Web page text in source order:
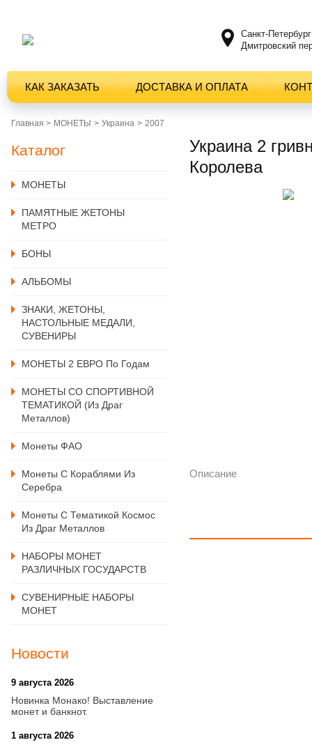
Санкт-Петербург
Дмитровский
КАК ЗАКАЗАТЬ ДОСТАВКА И ОПЛАТА
Главная > MОНЕТЫ Украина 2007
Каталог
MОНЕТЫ
ПАМЯТНЫЕ ЖЕТОНЫ
МЕТРО
БОНЫ
АЛЬБОМЫ
ЗНАКИ, ЖЕТОНЫ,
НАСТОЛЬНЫЕ МЕДАЛИ,
СУВЕНИРЫ
МОНЕТЫ 2 ЕВРО По Годам
МОНЕТЫ СО СПОРТИВНОЙ
ТЕМАТИКОЙ (из Драг
Металлов)
Монеты ФАО
Монеты С Кораблями Из
Серебра
Монеты С Тематикой Космос
Из Драг Металлов
НАБОРЫ МОНЕТ
РАЗЛИЧНЫХ ГОСУДАРСТВ
СУВЕНИРНЫЕ НАБОРЫ
МОНЕТ
Новости
9 августа 2026
Новинка Монако! Выставление
монет и банкнот.
1 августа 2026
Украина 2
Королева
Описание